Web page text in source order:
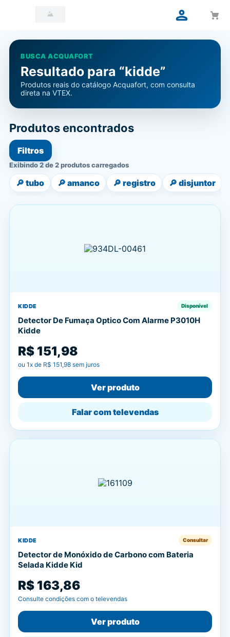
BUSCA ACQUAFORT
Resultado para “kidde”
Produtos reais do catálogo Acquafort, com consulta
direta na VTEX.
Produtos encontrados
Filtros
Exibindo 2 de 2 produtos carregados
🔎 tubo 🔎 amanco 🔎 registro 🔎 disjuntor
KIDDE Disponível
Detector De Fumaça Optico Com Alarme P3010H
Kidde
R$ 151,98
ou 1x de R$ 151,98 sem juros
Ver produto
Falar com televendas
KIDDE Consultar
Detector de Monóxido de Carbono com Bateria
Selada Kidde Kid
R$ 163,86
Consulte condições com o televendas
Ver produto